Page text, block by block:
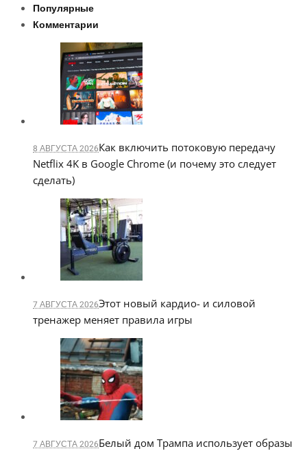
Популярные
Комментарии
8 АВГУСТА 2026Как включить потоковую передачу
Netflix 4K в Google Chrome (и почему это следует
сделать)
7 АВГУСТА 2026Этот новый кардио- и силовой
тренажер меняет правила игры
7 АВГУСТА 2026Белый дом Трампа использует образы